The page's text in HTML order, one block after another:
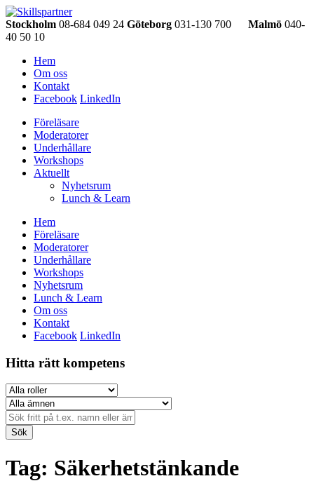
Stockholm 08-684 049 24 Göteborg 031-130 700 Malmö 040-
40 50 10
Hem
Om oss
Kontakt
Facebook LinkedIn
Föreläsare
Moderatorer
Underhållare
Workshops
Aktuellt
Nyhetsrum
Lunch & Learn
Hem
Föreläsare
Moderatorer
Underhållare
Workshops
Nyhetsrum
Lunch & Learn
Om oss
Kontakt
Facebook LinkedIn
Hitta rätt kompetens
Sök
Tag: Säkerhetstänkande